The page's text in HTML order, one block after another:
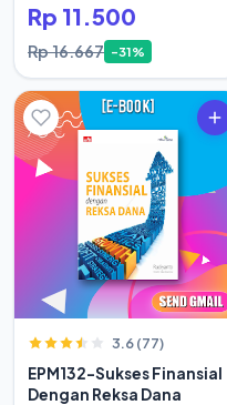
Rp 11.500
Rp 16.667 -31%
3.6 (77)
EPM132-Sukses Finansial
Dengan Reksa Dana